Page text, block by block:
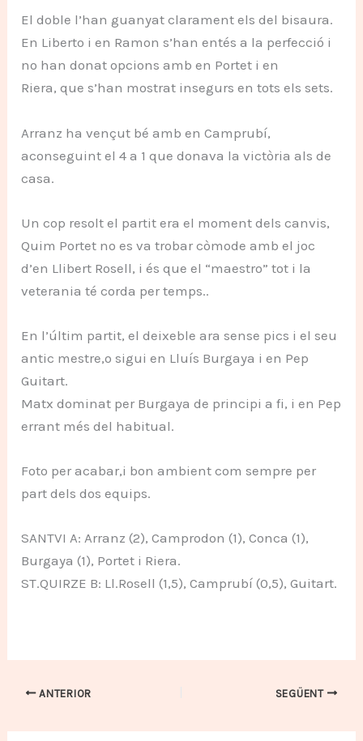
El doble l’han guanyat clarament els del bisaura.
En Liberto i en Ramon s’han entés a la perfecció i
no han donat opcions amb en Portet i en
Riera, que s’han mostrat insegurs en tots els sets.
Arranz ha vençut bé amb en Camprubí,
aconseguint el 4 a 1 que donava la victòria als de
casa.
Un cop resolt el partit era el moment dels canvis,
Quim Portet no es va trobar còmode amb el joc
d’en Llibert Rosell, i és que el “maestro” tot i la
veterania té corda per temps..
En l’últim partit, el deixeble ara sense pics i el seu
antic mestre,o sigui en Lluís Burgaya i en Pep
Guitart.
Matx dominat per Burgaya de principi a fi, i en Pep
errant més del habitual.
Foto per acabar,i bon ambient com sempre per
part dels dos equips.
SANTVI A: Arranz (2), Camprodon (1), Conca (1),
Burgaya (1), Portet i Riera.
ST.QUIRZE B: Ll.Rosell (1,5), Camprubí (0,5), Guitart.
ANTERIOR SEGÜENT